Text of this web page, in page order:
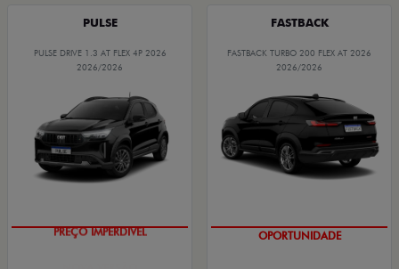
PULSE
PULSE DRIVE 1.3 AT FLEX 4P 2026
2026/2026
PREÇO IMPERDÍVEL
FASTBACK
FASTBACK TURBO 200 FLEX AT 2026
2026/2026
OPORTUNIDADE